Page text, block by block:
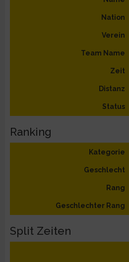
Nation
Verein
Team Name
Zeit
Distanz
Status
Ranking
Kategorie
Geschlecht
Rang
Geschlechter Rang
Split Zeiten